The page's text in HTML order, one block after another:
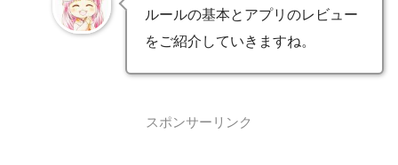
ルールの基本とアプリのレビュー
をご紹介していきますね。
スポンサーリンク